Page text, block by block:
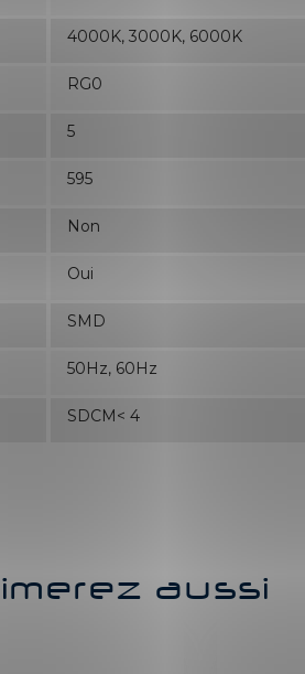
4000K, 3000K, 6000K
RG0
5
595
Non
Oui
SMD
50Hz, 60Hz
SDCM< 4
aussi